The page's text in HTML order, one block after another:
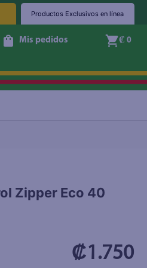
Productos Exclusivos en línea
Mis pedidos ₡ 0
Zipper Eco 40
₡1.750